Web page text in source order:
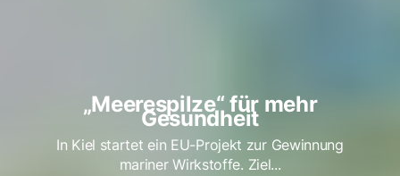
„Meerespilze“ für mehr
Gesundheit
In Kiel startet ein EU-Projekt zur Gewinnung
mariner Wirkstoffe. Ziel...